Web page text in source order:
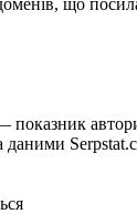
показник
даними